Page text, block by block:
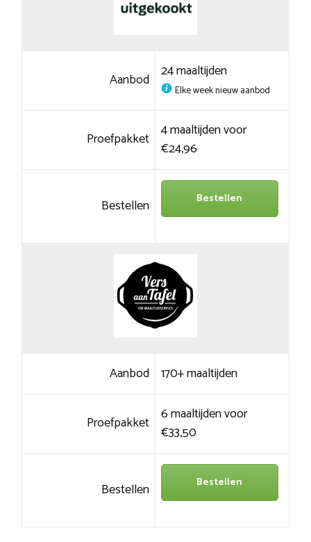
Aanbod 24 maaltijden
Elke week nieuw aanbod
Proefpakket 4 maaltijden voor
€24,96
Bestellen Bestellen
Aanbod 170+ maaltijden
Proefpakket 6 maaltijden voor
€33,50
Bestellen Bestellen